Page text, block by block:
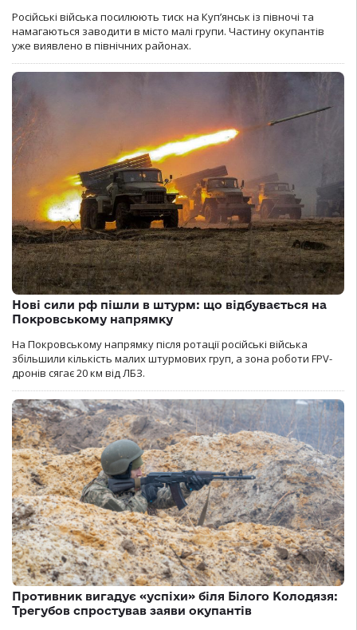
Російські війська посилюють тиск на Куп’янськ із півночі та
намагаються заводити в місто малі групи. Частину окупантів
уже виявлено в північних районах.
Нові сили рф пішли в штурм: що відбувається на
Покровському напрямку
На Покровському напрямку після ротації російські війська
збільшили кількість малих штурмових груп, а зона роботи FPV-
дронів сягає 20 км від ЛБЗ.
Противник вигадує «успіхи» біля Білого Колодязя:
Трегубов спростував заяви окупантів